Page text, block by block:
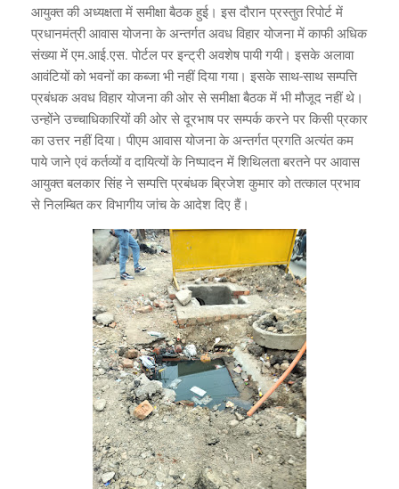
आयुक्त की अध्यक्षता में समीक्षा बैठक हुई। इस दौरान प्रस्तुत रिपोर्ट में
प्रधानमंत्री आवास योजना के अन्तर्गत अवध विहार योजना में काफी अधिक
संख्या में एम.आई.एस. पोर्टल पर इन्ट्री अवशेष पायी गयी। इसके अलावा
आवंटियों को भवनों का कब्जा भी नहीं दिया गया। इसके साथ-साथ सम्पत्ति
प्रबंधक अवध विहार योजना की ओर से समीक्षा बैठक में भी मौजूद नहीं थे।
उन्होंने उच्चाधिकारियों की ओर से दूरभाष पर सम्पर्क करने पर किसी प्रकार
का उत्तर नहीं दिया। पीएम आवास योजना के अन्तर्गत प्रगति अत्यंत कम
पाये जाने एवं कर्तव्यों व दायित्यों के निष्पादन में शिथिलता बरतने पर आवास
आयुक्त बलकार सिंह ने सम्पत्ति प्रबंधक ब्रिजेश कुमार को तत्काल प्रभाव
से निलम्बित कर विभागीय जांच के आदेश दिए हैं।